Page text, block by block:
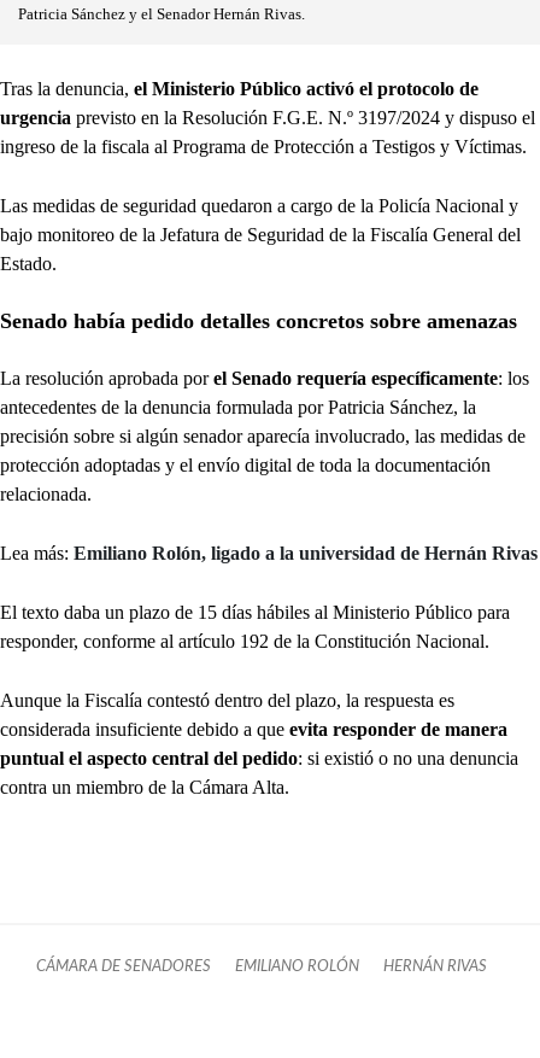
Patricia Sánchez y el Senador Hernán Rivas.
Tras la denuncia, el Ministerio Público activó el protocolo de
urgencia previsto en la Resolución F.G.E. N.º 3197/2024 y dispuso el
ingreso de la fiscala al Programa de Protección a Testigos y Víctimas.
Las medidas de seguridad quedaron a cargo de la Policía Nacional y
bajo monitoreo de la Jefatura de Seguridad de la Fiscalía General del
Estado.
Senado había pedido detalles concretos sobre amenazas
La resolución aprobada porel Senado requería específicamente: los
antecedentes de la denuncia formulada por Patricia Sánchez, la
precisión sobre si algún senador aparecía involucrado, las medidas de
protección adoptadas y el envío digital de toda la documentación
relacionada.
Lea más: Emiliano Rolón, ligado a la universidad de Hernán Rivas
El texto daba un plazo de 15 días hábiles al Ministerio Público para
responder, conforme al artículo 192 de la Constitución Nacional.
Aunque la Fiscalía contestó dentro del plazo, la respuesta es
considerada insuficiente debido a que evita responder de manera
puntual el aspecto central del pedido: si existió o no una denuncia
contra un miembro de la Cámara Alta.
CÁMARA DE SENADORES EMILIANO ROLÓN HERNÁN RIVAS